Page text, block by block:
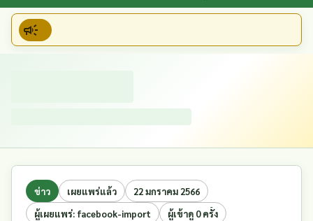
ข่าว เผยแพร่แล้ว
22 มกราคม 2566
ผู้เผยแพร่: facebook-import
ผู้เข้าดู 0 ครั้ง